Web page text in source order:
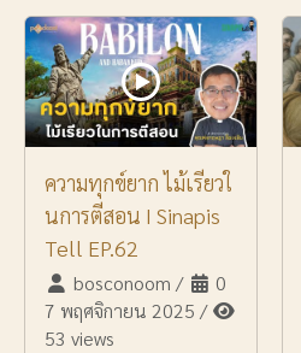
ความทุกข์ยาก ไม้เรียวใ
นการตีสอน I Sinapis
Tell EP.62
bosconoom /
0
7 พฤศจิกายน 2025 /
53 views